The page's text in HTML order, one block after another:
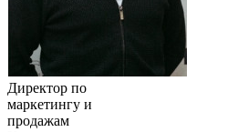
Директор по
маркетингу и
продажам